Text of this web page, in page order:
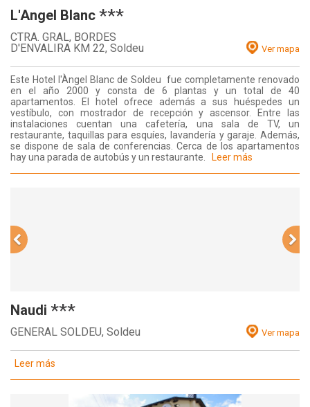
L'Angel Blanc ***
CTRA. GRAL, BORDES
D'ENVALIRA KM 22, Soldeu Ver mapa
Este Hotel l'Àngel Blanc de Soldeu fue completamente renovado
en el año 2000 y consta de 6 plantas y un total de 40
apartamentos. El hotel ofrece además a sus huéspedes un
vestíbulo, con mostrador de recepción y ascensor. Entre las
instalaciones cuentan una cafetería, una sala de TV, un
restaurante, taquillas para esquíes, lavandería y garaje. Además,
se dispone de sala de conferencias. Cerca de los apartamentos
hay una parada de autobús y un restaurante.
Leer más
Naudi ***
GENERAL SOLDEU, Soldeu Ver mapa
Leer más